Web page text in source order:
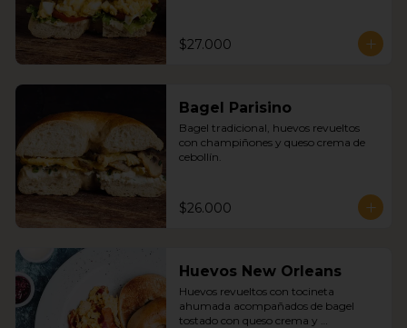
$27.000
Bagel Parisino
Bagel tradicional, huevos revueltos
con champiñones y queso crema de
cebollín.
$26.000
Huevos New Orleans
Huevos revueltos con tocineta
ahumada acompañados de bagel
tostado con queso crema y